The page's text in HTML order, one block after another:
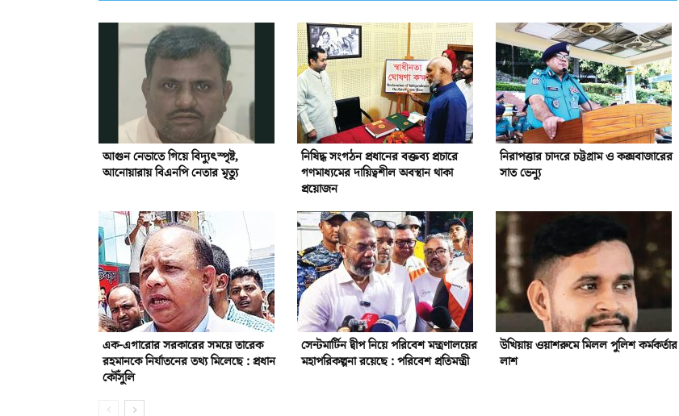
আগুন নেভাতে গিয়ে বিদ্যুৎস্পৃষ্ট,
আনোয়ারায় বিএনপি নেতার মৃত্যু
নিষিদ্ধ সংগঠন প্রধানের বক্তব্য প্রচারে
গণমাধ্যমের দায়িত্বশীল অবস্থান থাকা
প্রয়োজন
নিরাপত্তার চাদরে চট্টগ্রাম ও কক্সবাজারের
সাত ভেন্যু
এক-এগারোর সরকারের সময়ে তারেক
রহমানকে নির্যাতনের তথ্য মিলেছে : প্রধান
কৌঁসুলি
সেন্টমার্টিন দ্বীপ নিয়ে পরিবেশ মন্ত্রণালয়ের
মহাপরিকল্পনা রয়েছে : পরিবেশ প্রতিমন্ত্রী
উখিয়ায় ওয়াশরুমে মিলল পুলিশ কর্মকর্তার
লাশ